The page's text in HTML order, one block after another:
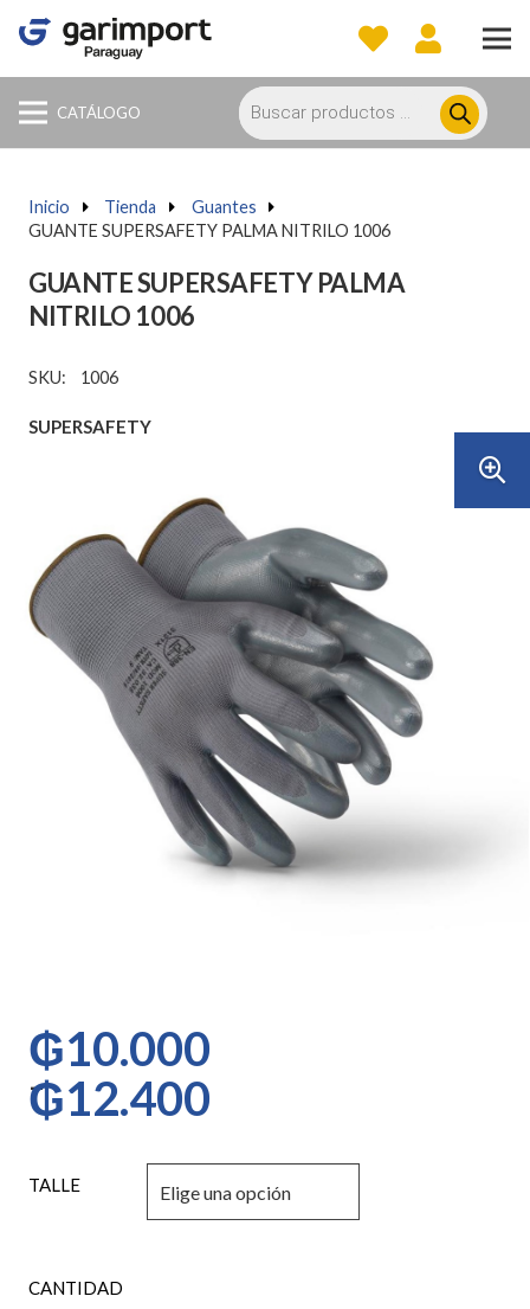
CATÁLOGO
Búsqueda
de
productos
Inicio a Tienda a Guantes
a
GUANTE SUPERSAFETY PALMA NITRILO 1006
GUANTE SUPERSAFETY PALMA
NITRILO 1006
SKU: 1006
SUPERSAFETY
₲10.000
–
₲12.400
TALLE
SUPERSAFETY